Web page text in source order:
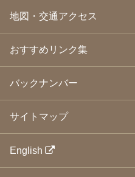
2008年9月(24)
2008年8月(24)
2008年7月
(23)
2008年6月(23)
2008年5月(21)
2008年4月(22)
2008年1月 (23)
2007年12月(26)
2007年11月
2007年10月
2007年9月(23)
地図・交通アクセス
おすすめリンク集
バックナンバー
サイトマップ
English